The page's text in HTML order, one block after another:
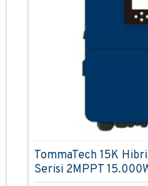
TommaTech 15K
Serisi 2MPPT